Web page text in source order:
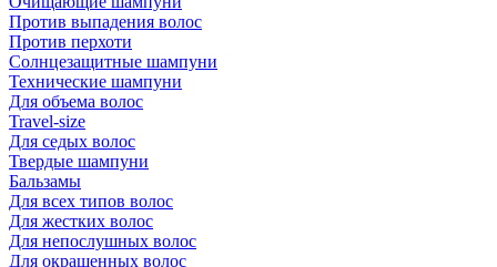
Против выпадения волос
Против перхоти
Солнцезащитные шампуни
Технические шампуни
Для объема волос
Travel-size
Для седых волос
Твердые шампуни
Бальзамы
Для всех типов волос
Для жестких волос
Для непослушных волос
Для окрашенных волос